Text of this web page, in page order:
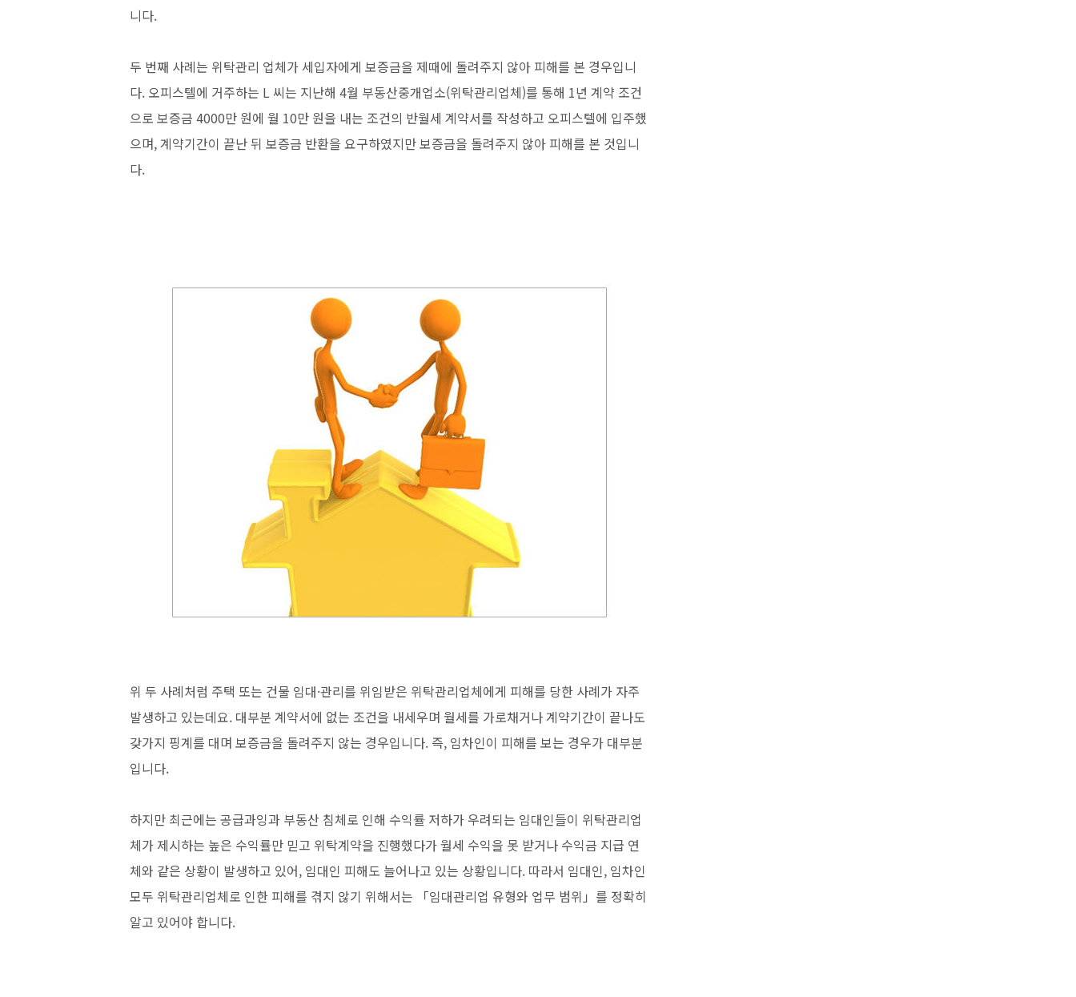
니다.
두 번째 사례는 위탁관리 업체가 세입자에게 보증금을 제때에 돌려주지 않아 피해를 본 경우입니
다. 오피스텔에 거주하는 L 씨는 지난해 4월 부동산중개업소(위탁관리업체)를 통해 1년 계약 조건
으로 보증금 4000만 원에 월 10만 원을 내는 조건의 반월세 계약서를 작성하고 오피스텔에 입주했
으며, 계약기간이 끝난 뒤 보증금 반환을 요구하였지만 보증금을 돌려주지 않아 피해를 본 것입니
다.
위 두 사례처럼 주택 또는 건물 임대·관리를 위임받은 위탁관리업체에게 피해를 당한 사례가 자주
발생하고 있는데요. 대부분 계약서에 없는 조건을 내세우며 월세를 가로채거나 계약기간이 끝나도
갖가지 핑계를 대며 보증금을 돌려주지 않는 경우입니다. 즉, 임차인이 피해를 보는 경우가 대부분
입니다.
하지만 최근에는 공급과잉과 부동산 침체로 인해 수익률 저하가 우려되는 임대인들이 위탁관리업
체가 제시하는 높은 수익률만 믿고 위탁계약을 진행했다가 월세 수익을 못 받거나 수익금 지급 연
체와 같은 상황이 발생하고 있어, 임대인 피해도 늘어나고 있는 상황입니다. 따라서 임대인, 임차인
모두 위탁관리업체로 인한 피해를 겪지 않기 위해서는 「임대관리업 유형와 업무 범위」를 정확히
알고 있어야 합니다.